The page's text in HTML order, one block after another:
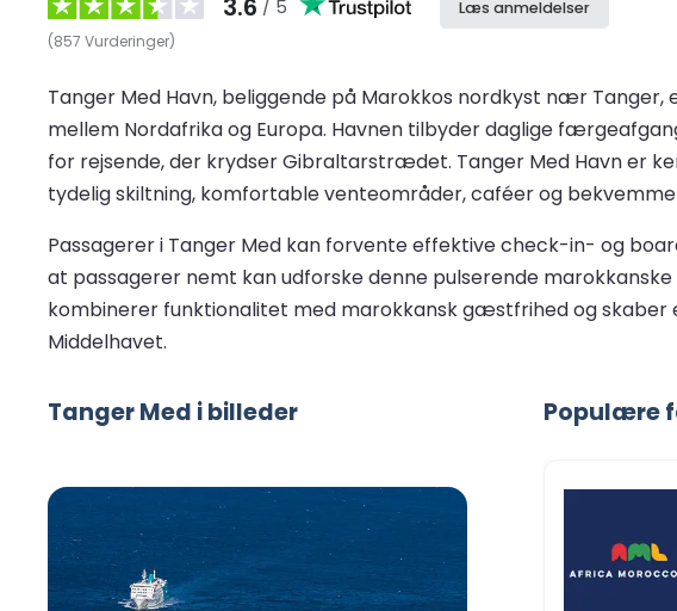
3.6 / 5
(857 Vurderinger)
Læs anmeldelser
Tanger Med Havn, beliggende på Marokkos nordkyst nær
mellem Nordafrika og Europa. Havnen tilbyder daglige
for rejsende, der krydser Gibraltarstrædet. Tanger Med Havn er
tydelig skiltning, komfortable venteområder, caféer og
Passagerer i Tanger Med kan forvente effektive check-in- og
at passagerer nemt kan udforske denne pulserende
kombinerer funktionalitet med marokkansk gæstfrihed og
Middelhavet.
Tanger Med i billeder Populære